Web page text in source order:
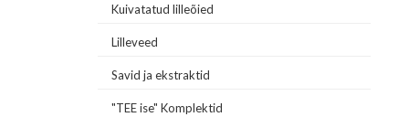
Kuivatatud lilleõied
Lilleveed
Savid ja ekstraktid
"TEE ise" Komplektid